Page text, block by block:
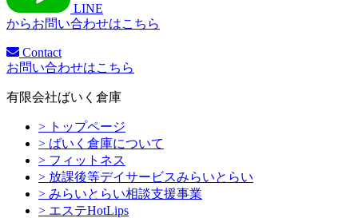
LINE
からお問い合わせはこちら
Contact
お問い合わせはこちら
有限会社ばいく倉庫
> トップページ
> ばいく倉庫について
> フィットネス
> 放課後等デイサービスみらいとらい
> みらいとらい相談支援事業
> エステHotLips